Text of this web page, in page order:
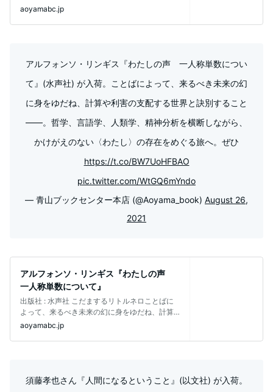
マンは新しい生活を夢見て、ニューヨ
aoyamabc.jp
アルフォンソ・リンギス『わたしの声 一人称単数につい
て』(水声社) が入荷。ことばによって、来るべき未来の幻
に身をゆだね、計算や利害の支配する世界と訣別すること
――。哲学、言語学、人類学、精神分析を横断しながら、
かけがえのない〈わたし〉の存在をめぐる旅へ。ぜひ
https://t.co/BW7UoHFBAO
pic.twitter.com/WtGQ6mYndo
— 青山ブックセンター本店 (@Aoyama_book) August 26,
2021
アルフォンソ・リンギス『わたしの声
一人称単数について』
出版社 ‏: ‎水声社 こだまするリトルネロことばに
よって、来るべき未来の幻に身をゆだね、計算
や利害の支配する世界と訣別す
aoyamabc.jp
須藤孝也さん『人間になるということ』(以文社) が入荷。